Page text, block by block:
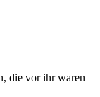
die vor ihr waren